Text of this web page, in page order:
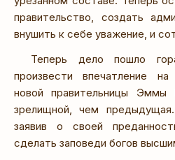
правительство, создать
внушить к себе уважение, и
Теперь дело пошло
произвести впечатление
новой правительницы
зрелищной, чем
заявив о своей
сделать заповеди богов